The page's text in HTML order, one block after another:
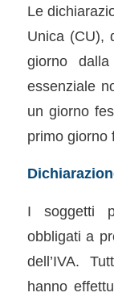
Le
Unica (CU),
giorno
essenziale
un giorno
primo giorno
I soggetti
obbligati a
dell’IVA.
hanno